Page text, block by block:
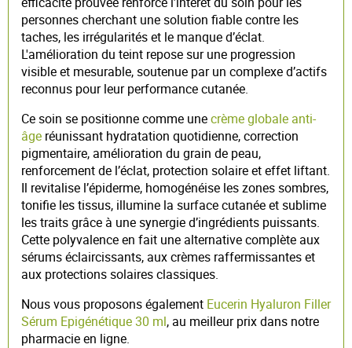
personnes cherchant une solution fiable contre les
taches, les irrégularités et le manque d’éclat.
L'amélioration du teint repose sur une progression
visible et mesurable, soutenue par un complexe d’actifs
reconnus pour leur performance cutanée.
Ce soin se positionne comme unecrème globale anti-
âge réunissant hydratation quotidienne, correction
pigmentaire, amélioration du grain de peau,
renforcement de l’éclat, protection solaire et effet liftant.
Il revitalise l’épiderme, homogénéise les zones sombres,
tonifie les tissus, illumine la surface cutanée et sublime
les traits grâce à une synergie d’ingrédients puissants.
Cette polyvalence en fait une alternative complète aux
sérums éclaircissants, aux crèmes raffermissantes et
aux protections solaires classiques.
Nous vous proposons également Eucerin Hyaluron Filler
Sérum Epigénétique 30 ml, au meilleur prix dans notre
pharmacie en ligne.